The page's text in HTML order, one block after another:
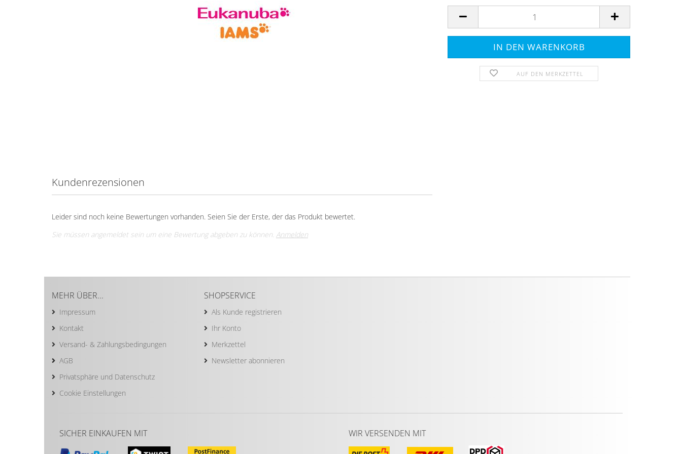
AUF DEN MERKZETTEL
Kundenrezensionen
Leider sind noch keine Bewertungen vorhanden. Seien Sie der Erste, der das Produkt bewertet.
Sie müssen angemeldet sein um eine Bewertung abgeben zu können. Anmelden
MEHR ÜBER...
Impressum
Kontakt
Versand- & Zahlungsbedingungen
AGB
Privatsphäre und Datenschutz
Cookie Einstellungen
SHOPSERVICE
Als Kunde registrieren
Ihr Konto
Merkzettel
Newsletter abonnieren
SICHER EINKAUFEN MIT WIR VERSENDEN MIT